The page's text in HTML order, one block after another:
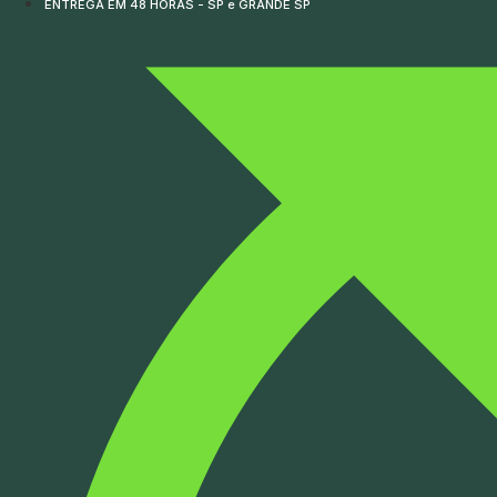
ENTREGA EM 48 HORAS - SP e GRANDE SP